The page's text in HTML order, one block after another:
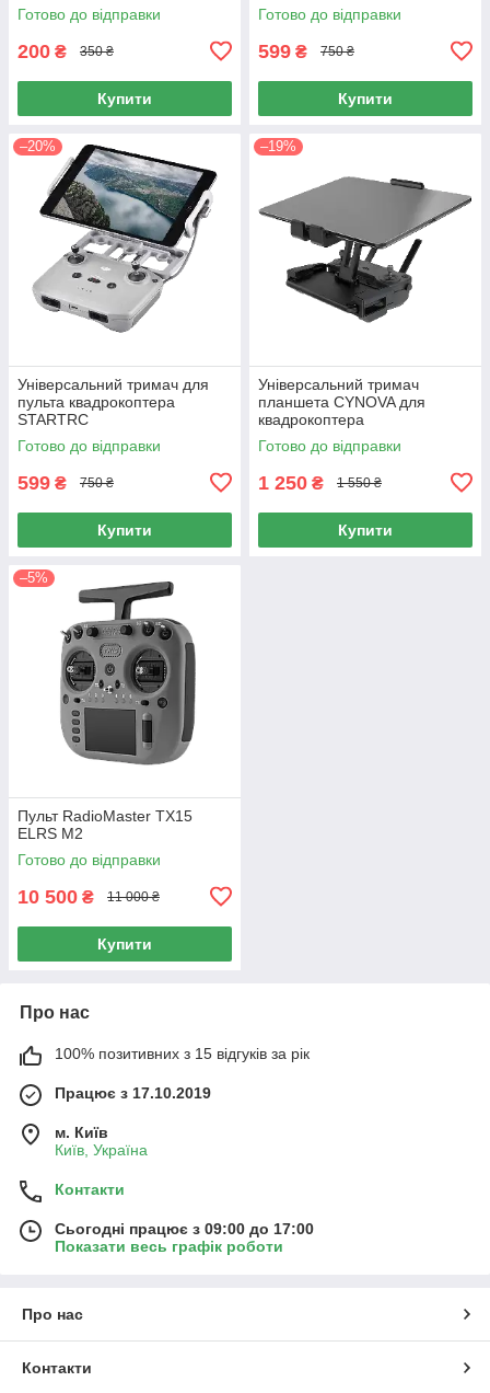
Готово до відправки
200 ₴ 350 ₴
Купити
Готово до відправки
599 ₴ 750 ₴
Купити
–20%
Універсальний тримач для
пульта квадрокоптера
STARTRC
Готово до відправки
599 ₴ 750 ₴
Купити
–19%
Універсальний тримач
планшета CYNOVA для
квадрокоптера
Готово до відправки
1 250 ₴ 1 550 ₴
Купити
–5%
Пульт RadioMaster TX15
ELRS M2
Готово до відправки
10 500 ₴ 11 000 ₴
Купити
Про нас
100% позитивних з 15 відгуків за рік
Працює з 17.10.2019
м. Київ
Київ, Україна
Контакти
Сьогодні працює з 09:00 до 17:00
Показати весь графік роботи
Про нас
Контакти